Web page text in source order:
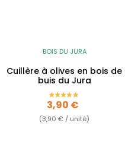
BOIS DU JURA
Cuillère à olives en bois de
buis du Jura
Prix
3,90 €
(3,90 € / unité)